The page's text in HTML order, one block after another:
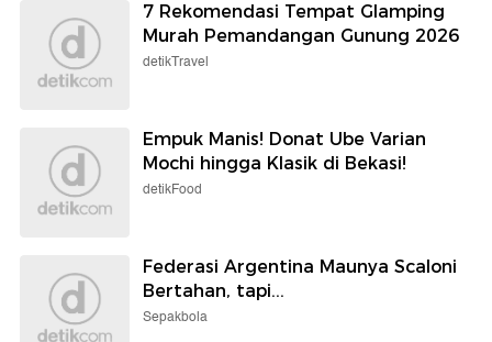
7 Rekomendasi Tempat Glamping
Murah Pemandangan Gunung 2026
detikTravel
Empuk Manis! Donat Ube Varian
Mochi hingga Klasik di Bekasi!
detikFood
Federasi Argentina Maunya Scaloni
Bertahan, tapi...
Sepakbola